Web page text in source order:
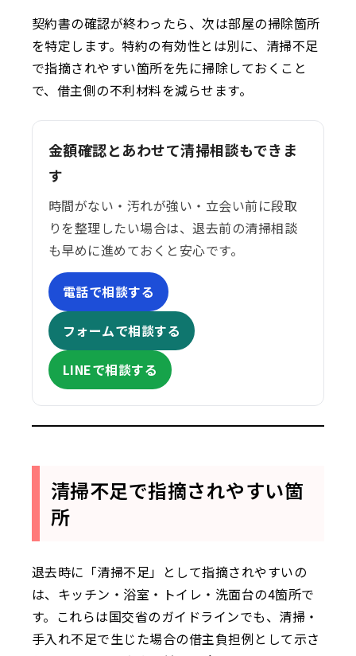
契約書の確認が終わったら、次は部屋の掃除箇所
を特定します。特約の有効性とは別に、清掃不足
で指摘されやすい箇所を先に掃除しておくこと
で、借主側の不利材料を減らせます。
金額確認とあわせて清掃相談もできま
す
時間がない・汚れが強い・立会い前に段取
りを整理したい場合は、退去前の清掃相談
も早めに進めておくと安心です。
電話で相談する
フォームで相談する
LINEで相談する
清掃不足で指摘されやすい箇
所
退去時に「清掃不足」として指摘されやすいの
は、キッチン・浴室・トイレ・洗面台の4箇所で
す。これらは国交省のガイドラインでも、清掃・
手入れ不足で生じた場合の借主負担例として示さ